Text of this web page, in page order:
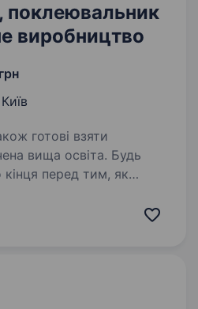
поклеювальник
виробництво
Київ
готові взяти
вища освіта. Будь
перед тим, як
шукає в команду